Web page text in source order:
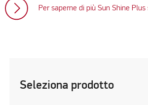
Per saperne di più Sun Shine Plus
Seleziona prodotto